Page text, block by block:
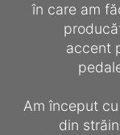
în care am
accent
Am început
din